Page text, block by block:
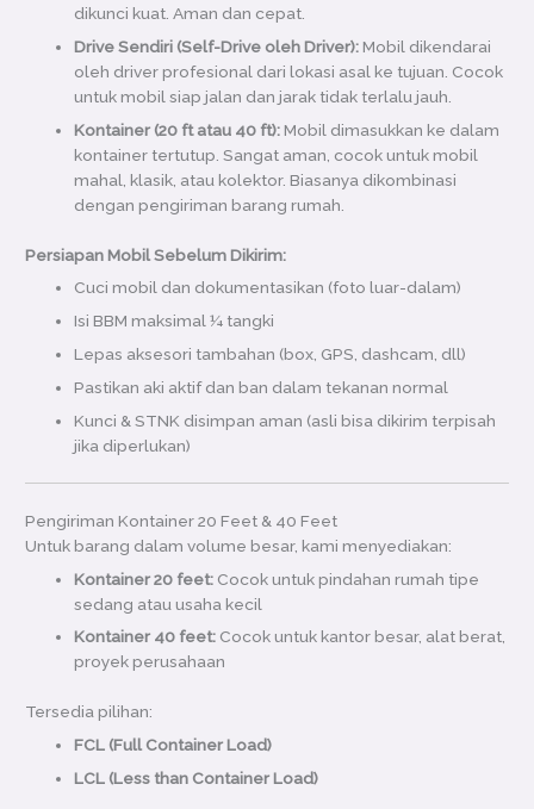
dikunci kuat. Aman dan cepat.
Drive Sendiri (Self-Drive oleh Driver):Mobil dikendarai
oleh driver profesional dari lokasi asal ke tujuan. Cocok
untuk mobil siap jalan dan jarak tidak terlalu jauh.
Kontainer (20 ft atau 40 ft):Mobil dimasukkan ke dalam
kontainer tertutup. Sangat aman, cocok untuk mobil
mahal, klasik, atau kolektor. Biasanya dikombinasi
dengan pengiriman barang rumah.
Persiapan Mobil Sebelum Dikirim:
Cuci mobil dan dokumentasikan (foto luar-dalam)
Isi BBM maksimal ¼ tangki
Lepas aksesori tambahan (box, GPS, dashcam, dll)
Pastikan aki aktif dan ban dalam tekanan normal
Kunci & STNK disimpan aman (asli bisa dikirim terpisah
jika diperlukan)
Pengiriman Kontainer 20 Feet & 40 Feet
Untuk barang dalam volume besar, kami menyediakan:
Kontainer 20 feet: Cocok untuk pindahan rumah tipe
sedang atau usaha kecil
Kontainer 40 feet: Cocok untuk kantor besar, alat berat,
proyek perusahaan
Tersedia pilihan:
FCL (Full Container Load)
LCL (Less than Container Load)